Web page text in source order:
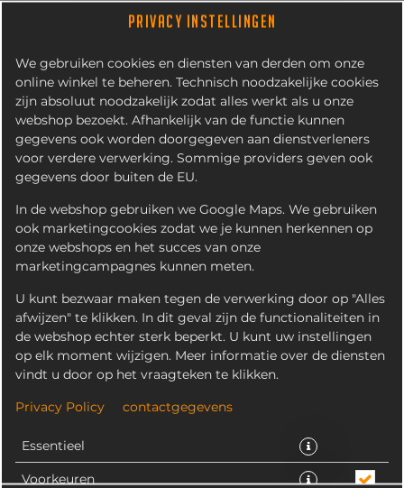
PRIVACY INSTELLINGEN
We gebruiken cookies en diensten van derden om onze
online winkel te beheren. Technisch noodzakelijke cookies
zijn absoluut noodzakelijk zodat alles werkt als u onze
webshop bezoekt. Afhankelijk van de functie kunnen
gegevens ook worden doorgegeven aan dienstverleners
voor verdere verwerking. Sommige providers geven ook
gegevens door buiten de EU.
In de webshop gebruiken we Google Maps. We gebruiken
ook marketingcookies zodat we je kunnen herkennen op
onze webshops en het succes van onze
marketingcampagnes kunnen meten.
U kunt bezwaar maken tegen de verwerking door op "Alles
afwijzen" te klikken. In dit geval zijn de functionaliteiten in
de webshop echter sterk beperkt. U kunt uw instellingen
op elk moment wijzigen. Meer informatie over de diensten
vindt u door op het vraagteken te klikken.
Privacy Policy contactgegevens
Essentieel
Voorkeuren
RIVELLA ORIGINAL